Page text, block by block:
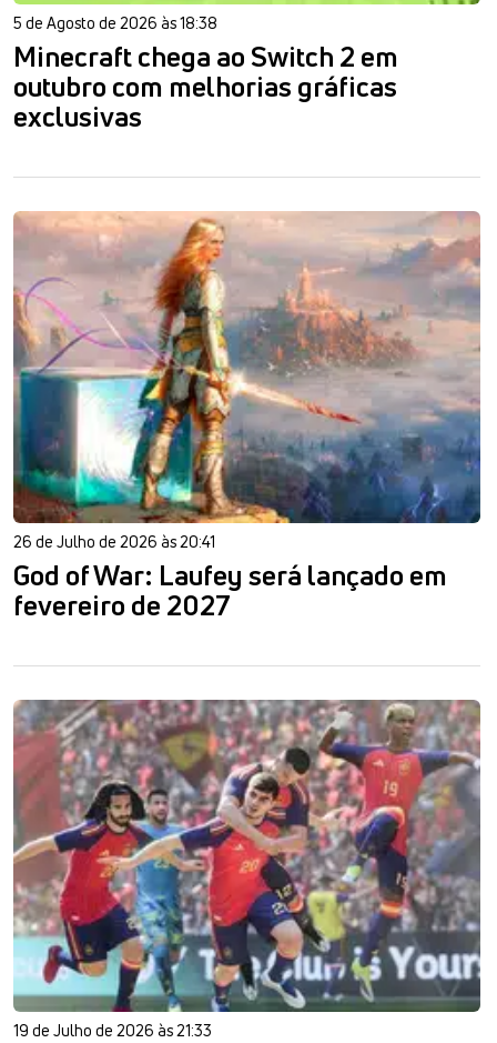
5 de Agosto de 2026 às 18:38
Minecraft chega ao Switch 2 em
outubro com melhorias gráficas
exclusivas
26 de Julho de 2026 às 20:41
God of War: Laufey será lançado em
fevereiro de 2027
19 de Julho de 2026 às 21:33